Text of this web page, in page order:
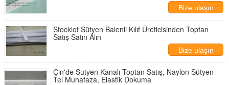
Bize ulaşın
Stocklot Sütyen Balenli Kılıf Üreticisinden Toptan
Satış Satın Alın
Bize ulaşın
Çin'de Sutyen Kanalı Toptan Satış, Naylon Sütyen
Tel Muhafaza, Elastik Dokuma